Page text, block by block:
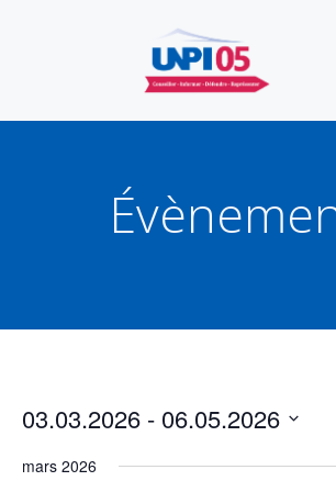
contenu
03.03.2026 - 06.05.2026
mars 2026